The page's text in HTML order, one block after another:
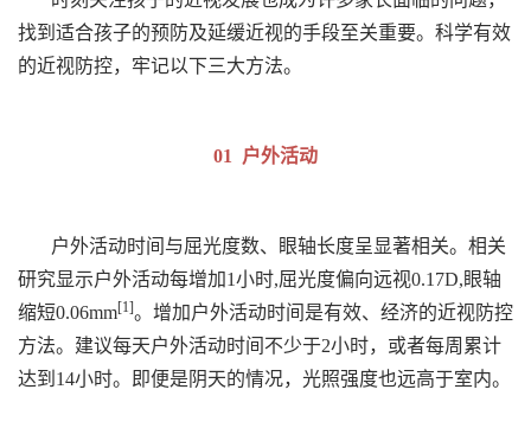
找到适合孩子的预防及延缓近视的手段至关重要。科学有效
的近视防控，牢记以下三大方法。
01 户外活动
户外活动时间与屈光度数、眼轴长度呈显著相关。相关
研究显示户外活动每增加1小时,屈光度偏向远视0.17D,眼轴
缩短0.06mm[1]。增加户外活动时间是有效、经济的近视防控
方法。建议每天户外活动时间不少于2小时，或者每周累计
达到14小时。即便是阴天的情况，光照强度也远高于室内。